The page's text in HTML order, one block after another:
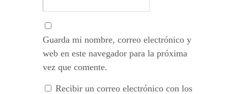
Guarda mi nombre, correo electrónico y
web en este navegador para la próxima
vez que comente.
Recibir un correo electrónico con los